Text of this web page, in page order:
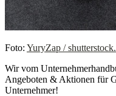
Foto: YuryZap /
Wir vom
Angeboten & Aktionen für
Unternehmer!